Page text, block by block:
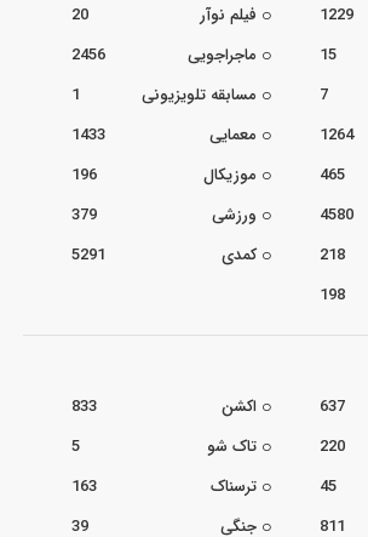
1229 فیلم نوآر
20
15 ماجراجویی
2456
7 مسابقه تلویزیونی
1
1264 معمایی
1433
465 موزیکال
196
4580 ورزشی
379
218 کمدی
5291
198
637 اکشن
833
220 تاک شو
5
45 ترسناک
163
811 جنگی
39